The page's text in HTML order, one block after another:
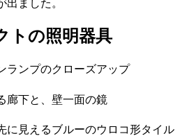
出ました。
トの照明器具